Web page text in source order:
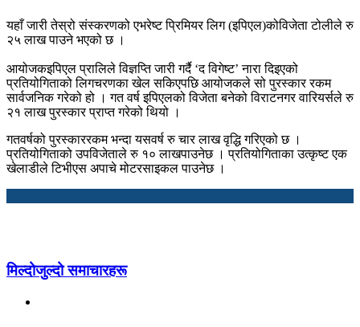
यहाँ जारी तेस्रो संस्करणको एभरेष्ट प्रिमियर लिग (इपिएल)कोविजेता टोलीले रु
२५ लाख पाउने भएको छ ।
आयोजकइपिएल प्रालिले विज्ञप्ति जारी गर्दै ‘द विगेष्ट’ नारा दिइएको
प्रतियोगिताको लिगचरणका खेल सकिएपछि आयोजकले सो पुरस्कार रकम
सार्वजनिक गरेको हो । गत वर्ष इपिएलको विजेता बनेको विराटनगर वारियर्सले रु
२१ लाख पुरस्कार प्राप्त गरेको थियो ।
गतवर्षको पुरस्काररकम भन्दा यसवर्ष रु चार लाख वृद्धि गरिएको छ ।
प्रतियोगिताको उपविजेताले रु १० लाखपाउनेछ । प्रतियोगिताका उत्कृष्ट एक
खेलाडीले टिभीएस अपाचे मोटरसाइकल पाउनेछ ।
मिल्दोजुल्दो समाचारहरू